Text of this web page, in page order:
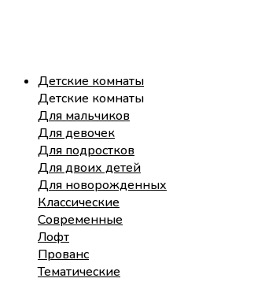
Детские комнаты
Детские комнаты
Для мальчиков
Для девочек
Для подростков
Для двоих детей
Для новорожденных
Классические
Современные
Лофт
Прованс
Тематические